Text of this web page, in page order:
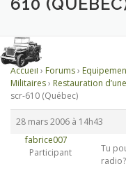
DOCUMENTATIONS
CONNEXION
Accueil › Forums›
Militaires› Restauration
scr-610 (Québec)
28 mars 2006 à 14h43
fabrice007
Participant
Tu
radio?